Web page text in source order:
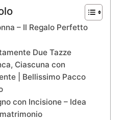
– Il Regalo Perfetto
Due Tazze
Ciascuna con
| Bellissimo Pacco
con Incisione – Idea